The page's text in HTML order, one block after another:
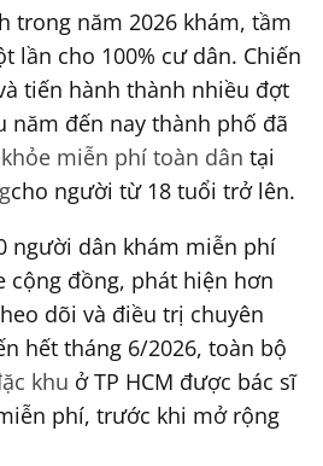
trong năm 2026 khám, tầm
lần cho 100% cư dân. Chiến
tiến hành thành nhiều đợt
năm đến nay thành phố đã
miễn phí toàn dân tại
cho người từ 18 tuổi trở lên.
người dân khám miễn phí
cộng đồng, phát hiện hơn
dõi và điều trị chuyên
hết tháng 6/2026, toàn bộ
khu ở TP HCM được bác sĩ
phí, trước khi mở rộng